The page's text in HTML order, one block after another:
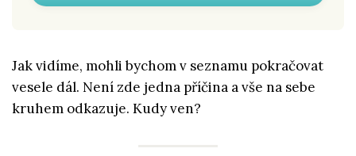
Jak vidíme, mohli bychom v seznamu pokračovat
vesele dál. Není zde jedna příčina a vše na sebe
kruhem odkazuje. Kudy ven?